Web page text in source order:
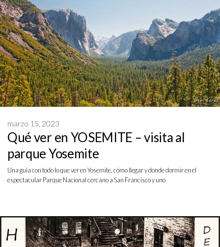
Qué ver en YOSEMITE – visita al
parque Yosemite
marzo 15, 2023
Una guía con todo lo que ver en Yosemite, cómo llegar y donde dormir en el
espectacular Parque Nacional cercano a San Francisco y uno